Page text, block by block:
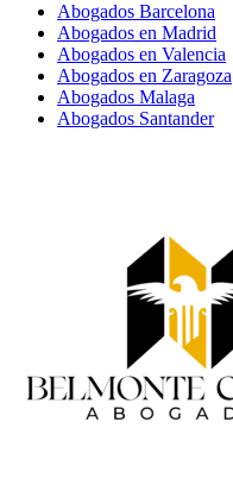
Abogados Barcelona
Abogados en Madrid
Abogados en Valencia
Abogados en Zaragoza
Abogados Malaga
Abogados Santander